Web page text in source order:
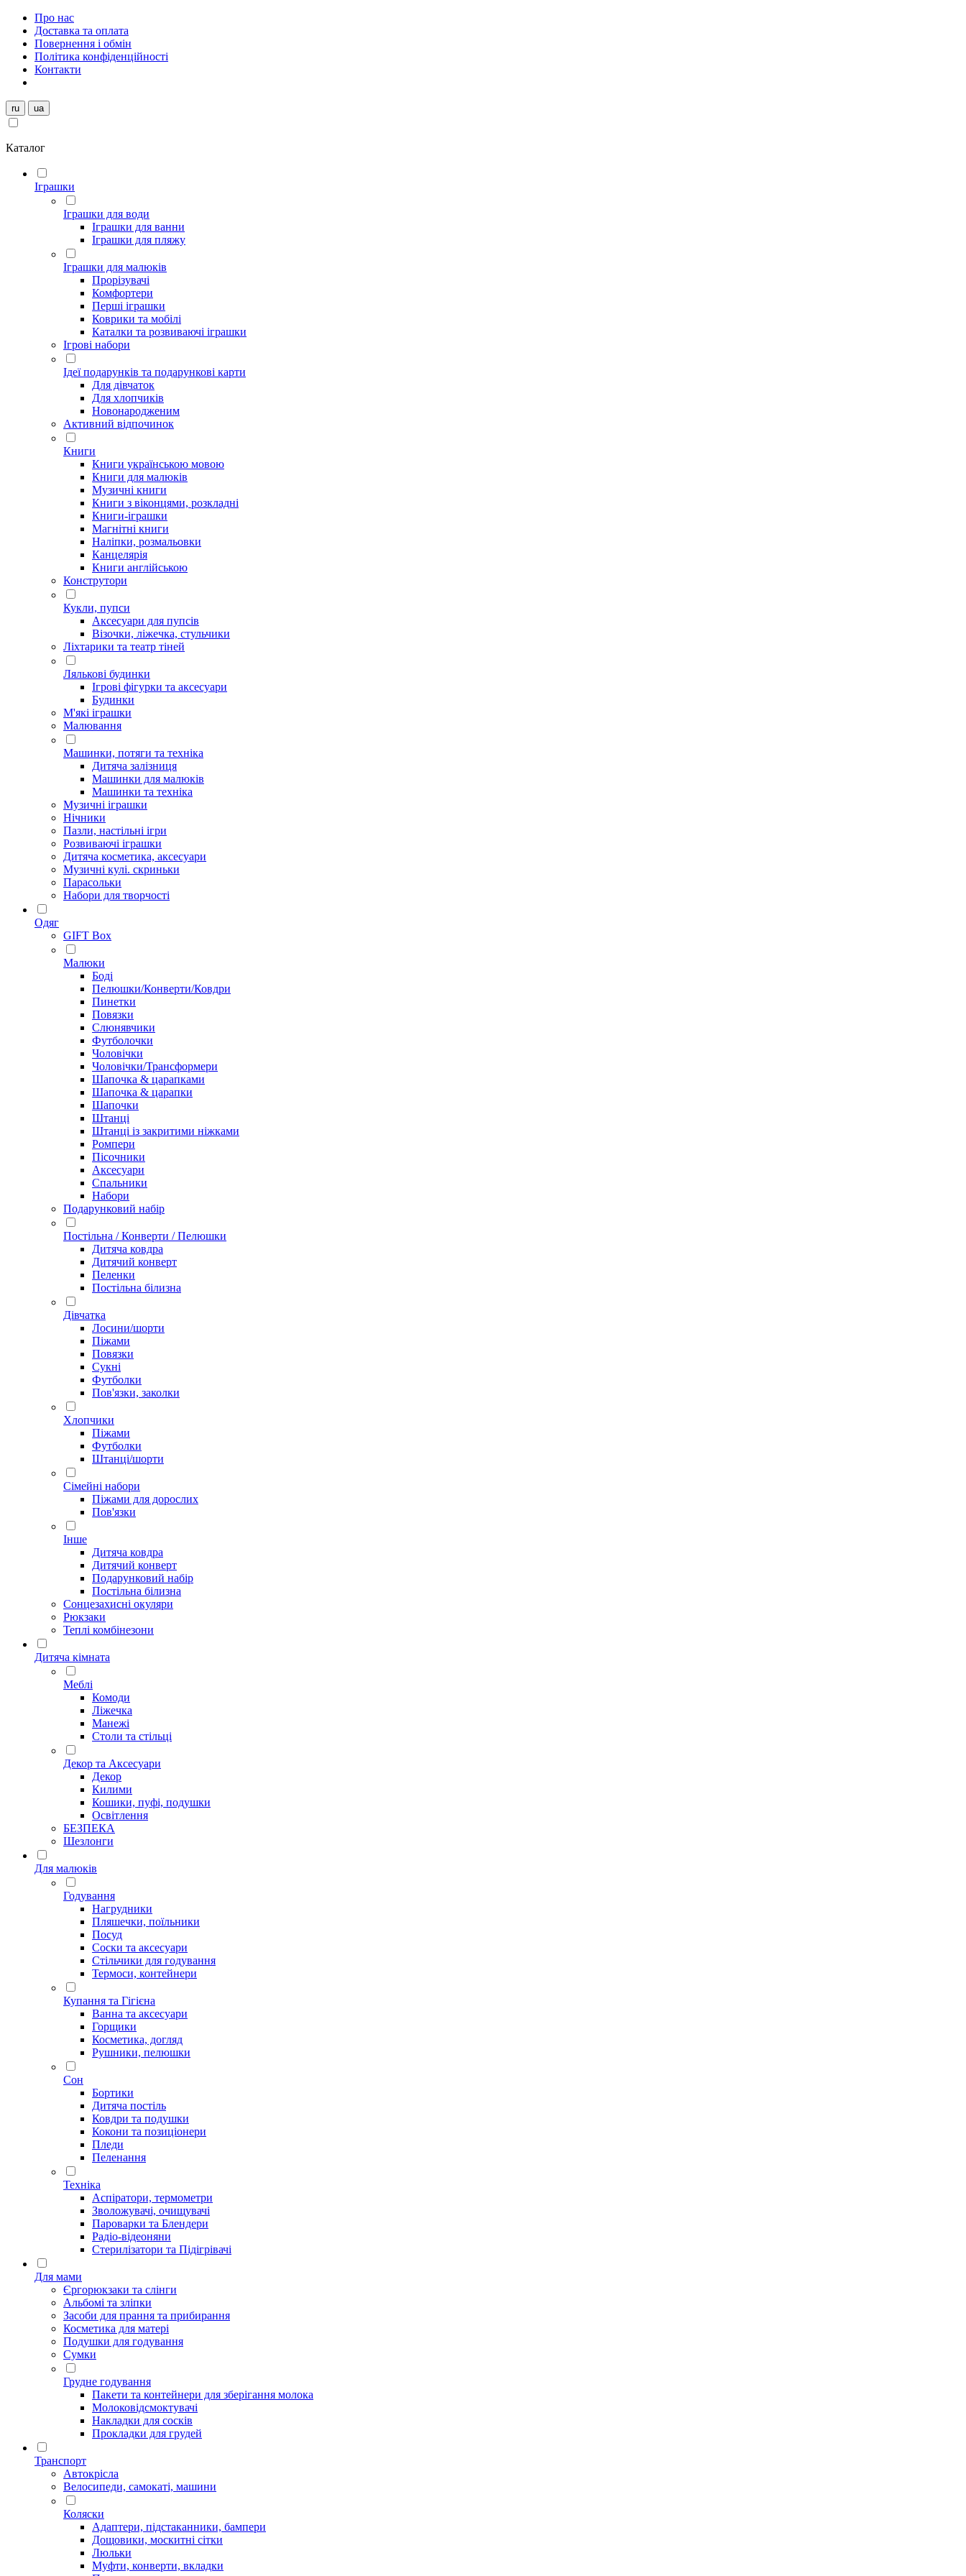
Про нас
Доставка та оплата
Повернення і обмін
Політика конфіденційності
Контакти
ru ua
Каталог
Іграшки
Іграшки для води
Іграшки для ванни
Іграшки для пляжу
Іграшки для малюків
Прорізувачі
Комфортери
Перші іграшки
Коврики та мобілі
Каталки та розвиваючі іграшки
Ігрові набори
Ідеї ​​подарунків та подарункові карти
Для дівчаток
Для хлопчиків
Новонародженим
Активний відпочинок
Книги
Книги українською мовою
Книги для малюків
Музичні книги
Книги з віконцями, розкладні
Книги-іграшки
Магнітні книги
Наліпки, розмальовки
Канцелярія
Книги англійською
Конструтори
Кукли, пупси
Аксесуари для пупсів
Візочки, ліжечка, стульчики
Ліхтарики та театр тіней
Лялькові будинки
Ігрові фігурки та аксесуари
Будинки
М'які іграшки
Малювання
Машинки, потяги та техніка
Дитяча залізниця
Машинки для малюків
Машинки та техніка
Музичні іграшки
Нічники
Пазли, настільні ігри
Розвиваючі іграшки
Дитяча косметика, аксесуари
Музичні кулі. скриньки
Парасольки
Набори для творчості
Одяг
GIFT Box
Малюки
Боді
Пелюшки/Конверти/Ковдри
Пинетки
Повязки
Слюнявчики
Футболочки
Чоловічки
Чоловічки/Трансформери
Шапочка & царапками
Шапочка & царапки
Шапочки
Штанці
Штанці із закритими ніжками
Ромпери
Пісочники
Аксесуари
Спальники
Набори
Подарунковий набір
Постільна / Конверти / Пелюшки
Дитяча ковдра
Дитячий конверт
Пеленки
Постільна білизна
Дівчатка
Лосини/шорти
Піжами
Повязки
Сукні
Футболки
Пов'язки, заколки
Хлопчики
Піжами
Футболки
Штанці/шорти
Сімейні набори
Піжами для дорослих
Пов'язки
Інше
Дитяча ковдра
Дитячий конверт
Подарунковий набір
Постільна білизна
Сонцезахисні окуляри
Рюкзаки
Теплі комбінезони
Дитяча кімната
Меблі
Комоди
Ліжечка
Манежі
Столи та стільці
Декор та Аксесуари
Декор
Килими
Кошики, пуфі, подушки
Освітлення
БЕЗПЕКА
Шезлонги
Для малюків
Годування
Нагрудники
Пляшечки, поїльники
Посуд
Соски та аксесуари
Стільчики для годування
Термоси, контейнери
Купання та Гігієна
Ванна та аксесуари
Горщики
Косметика, догляд
Рушники, пелюшки
Сон
Бортики
Дитяча постіль
Ковдри та подушки
Кокони та позиціонери
Пледи
Пеленання
Техніка
Аспіратори, термометри
Зволожувачі, очищувачі
Пароварки та Блендери
Радіо-відеоняни
Стерилізатори та Підігрівачі
Для мами
Єргорюкзаки та слінги
Альбомі та зліпки
Засоби для прання та прибирання
Косметика для матері
Подушки для годування
Сумки
Грудне годування
Пакети та контейнери для зберігання молока
Молоковідсмоктувачі
Накладки для сосків
Прокладки для грудей
Транспорт
Автокрісла
Велосипеди, самокаті, машини
Коляски
Адаптери, підстаканники, бампери
Дощовики, москитні сітки
Люльки
Муфти, конверти, вкладки